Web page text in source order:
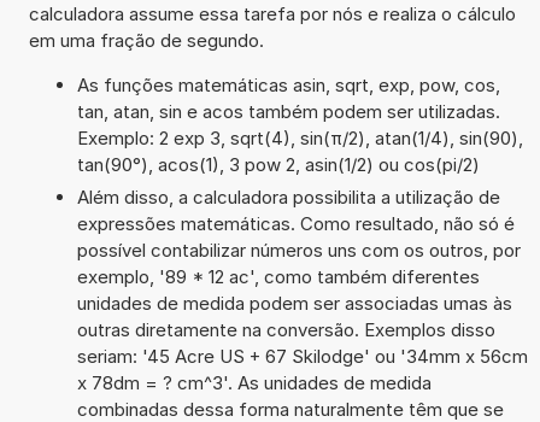
calculadora assume essa tarefa por nós e realiza o cálculo
em uma fração de segundo.
As funções matemáticas asin, sqrt, exp, pow, cos,
tan, atan, sin e acos também podem ser utilizadas.
Exemplo: 2 exp 3, sqrt(4), sin(π/2), atan(1/4), sin(90),
tan(90°), acos(1), 3 pow 2, asin(1/2) ou cos(pi/2)
Além disso, a calculadora possibilita a utilização de
expressões matemáticas. Como resultado, não só é
possível contabilizar números uns com os outros, por
exemplo, '89 * 12 ac', como também diferentes
unidades de medida podem ser associadas umas às
outras diretamente na conversão. Exemplos disso
seriam: '45 Acre US + 67 Skilodge' ou '34mm x 56cm
x 78dm = ? cm^3'. As unidades de medida
combinadas dessa forma naturalmente têm que se